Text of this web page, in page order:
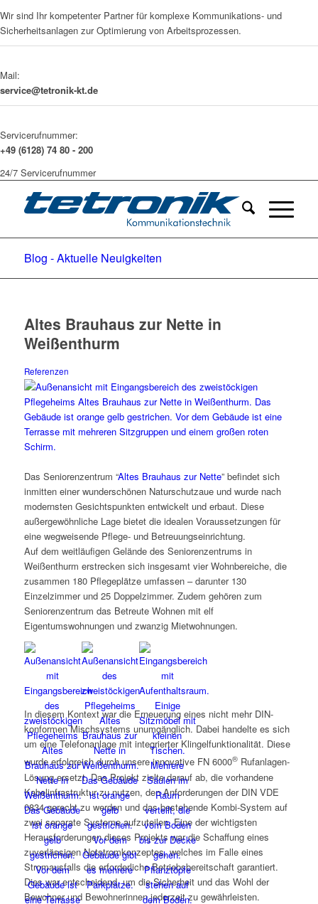
Wir sind Ihr kompetenter Partner für komplexe Kommunikations- und
Sicherheitsanlagen zur Optimierung von Arbeitsprozessen.
Mail:
service@tetronik-kt.de
Servicerufnummer:
+49 (6128) 74 80 - 200
24/7 Servicerufnummer
Blog - Aktuelle Neuigkeiten
Altes Brauhaus zur Nette in
Weißenthurm
Referenzen
Das Seniorenzentrum “Altes Brauhaus zur Nette” befindet sich
inmitten einer wunderschönen Naturschutzaue und wurde nach
modernsten Gesichtspunkten entwickelt und erbaut. Diese
außergewöhnliche Lage bietet die idealen Voraussetzungen für
eine wegweisende Pflege- und Betreuungseinrichtung.
Auf dem weitläufigen Gelände des Seniorenzentrums in
Weißenthurm erstrecken sich insgesamt vier Wohnbereiche, die
zusammen 180 Pflegeplätze umfassen – darunter 130
Einzelzimmer und 25 Doppelzimmer. Zudem gehören zum
Seniorenzentrum das Betreute Wohnen mit elf
Eigentumswohnungen und zwanzig Mietwohnungen.
In diesem Kontext war die Erneuerung eines nicht mehr DIN-
konformen Mischsystems unumgänglich. Dabei handelte es sich
um eine Telefonanlage mit integrierter Klingelfunktionalität. Diese
wurde erfolgreich durch unsere innovative FN 6000®Rufanlagen-
Lösung ersetzt. Das Projekt zielte darauf ab, die vorhandene
Kabelinfrastruktur zu nutzen, den Anforderungen der DIN VDE
0834 gerecht zu werden und das bestehende Kombi-System auf
zwei separate Systeme aufzuteilen. Eine der wichtigsten
Herausforderungen dieses Projekts war die Schaffung eines
zuverlässigen Notstromkonzeptes, welches im Falle eines
Stromausfalls die erforderliche Betriebsbereitschaft garantiert.
Dies war entscheidend, um die Sicherheit und das Wohl der
Bewohner und Bewohnerinnen jederzeit zu gewährleisten.